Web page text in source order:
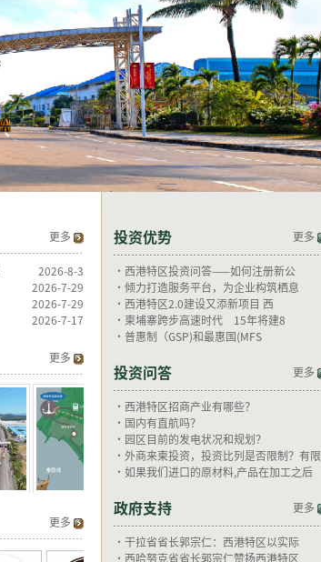
更多
2026-8-3
2026-7-29
2026-7-29
2026-7-17
更多
更多
投资优势 更多
· 西港特区投资问答——如何注册新公
· 倾力打造服务平台，为企业构筑栖息
· 西港特区2.0建设又添新项目 西
· 柬埔寨跨步高速时代 15年将建8
· 普惠制（GSP)和最惠国(MFS
投资问答 更多
· 西港特区招商产业有哪些？
· 国内有直航吗？
· 园区目前的发电状况和规划？
· 外商来柬投资，投资比列是否限制？有限
· 如果我们进口的原材料,产品在加工之后
政府支持 更多
· 干拉省省长郭宗仁：西港特区以实际
· 西哈努克省省长郭宗仁赞扬西港特区